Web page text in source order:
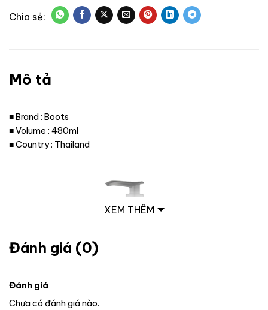
Mô tả
■ Brand : Boots
■ Volume : 480ml
■ Country : Thailand
XEM THÊM
Đánh giá (0)
Đánh giá
Chưa có đánh giá nào.